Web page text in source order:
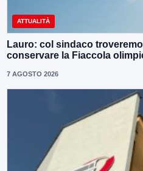
ATTUALITÀ
Lauro: col sindaco
conservare la Fiaccola
7 AGOSTO 2026